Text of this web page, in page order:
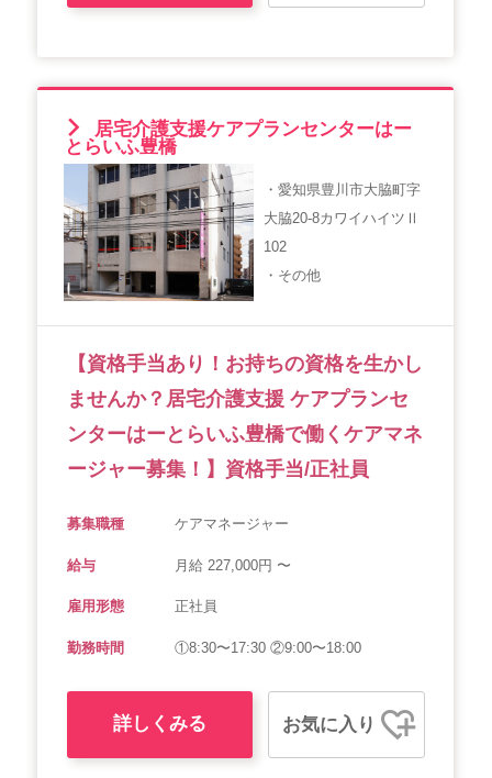
居宅介護支援ケアプランセンターはー
とらいふ豊橋
・愛知県豊川市大脇町字
大脇20-8カワイハイツⅡ
102
・その他
【資格手当あり！お持ちの資格を生かし
ませんか？居宅介護支援 ケアプランセ
ンターはーとらいふ豊橋で働くケアマネ
ージャー募集！】資格手当/正社員
募集職種 ケアマネージャー
給与 月給 227,000円 〜
雇用形態 正社員
勤務時間 ①8:30〜17:30 ②9:00〜18:00
詳しくみる お気に入り